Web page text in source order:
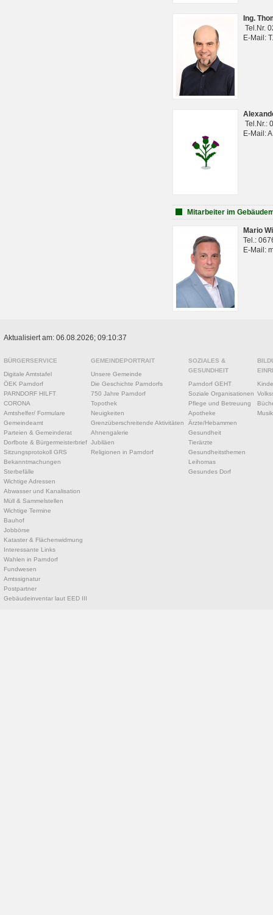
Ing.
Tel.Nr.
E-Mail:
Tel.Nr.:
E-Mail:
Mitarbeiter im
Mario
Tel.:
E-Mail:
Aktualisiert am: 06.08.2026; 09:10:37
BÜRGERSERVICE
Digitale Amtstafel
ÖEK Parndorf
PARNDORF HILFT
CORONA
Amtshelfer/ Formulare
Gemeindeamt
Parteien & Gemeinderat
Dorfbote & Bürgermeisterbrief
Sitzungsprotokoll GRS
Bekanntmachungen
Sterbefälle
Wichtige Adressen
Abwasser und Kanalisation
Müll & Sammelstellen
Wichtige Termine
Bauhof
Jobbörse
Kataster & Flächenwidmung
Interessante Links
Wahlen in Parndorf
Fundwesen
Amtssignatur
Postpartner
Gebäudeinventar laut EED III
GEMEINDEPORTRAIT
Unsere Gemeinde
Die Geschichte Parndorfs
750 Jahre Parndorf
Topothek
Neuigkeiten
Grenzüberschreitende Aktivitäten
Ahnengalerie
Jubiläen
Religionen in Parndorf
SOZIALES &
GESUNDHEIT
Parndorf GEHT
Soziale Organisationen
Pflege und Betreuung
Apotheke
Ärzte/Hebammen
Gesundheit
Tierärzte
Gesundheitsthemen
Leihomas
Gesundes Dorf